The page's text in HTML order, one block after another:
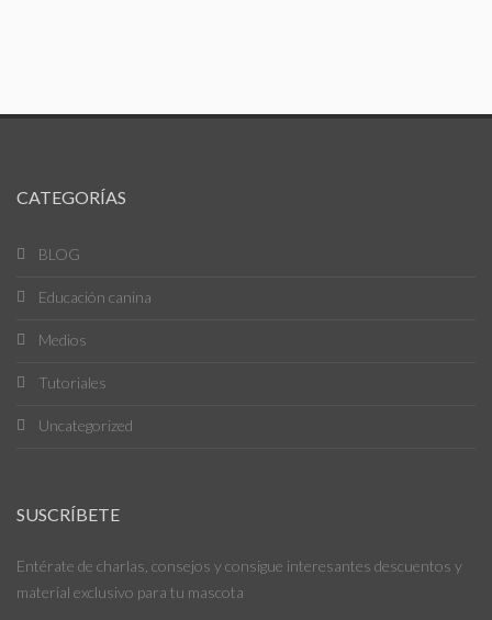
CATEGORÍAS
BLOG
Educación canina
Medios
Tutoriales
Uncategorized
SUSCRÍBETE
Entérate de charlas, consejos y consigue interesantes descuentos y
material exclusivo para tu mascota